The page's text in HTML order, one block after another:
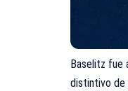
Baselitz fue
distintivo de